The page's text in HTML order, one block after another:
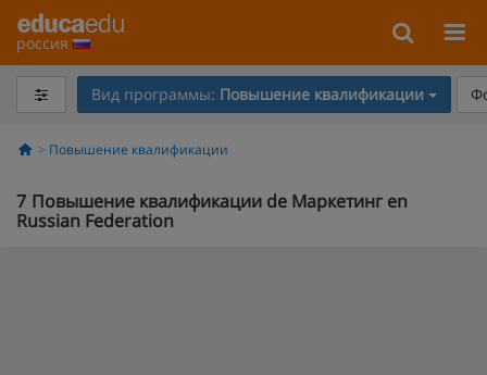
россия
Вид программы: Повышение квалификации
Повышение квалификации
7 Повышение квалификации de Маркетинг en
Russian Federation